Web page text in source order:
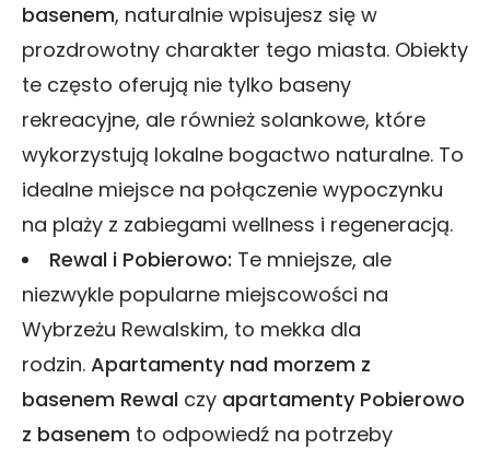
basenem, naturalnie wpisujesz się w
prozdrowotny charakter tego miasta. Obiekty
te często oferują nie tylko baseny
rekreacyjne, ale również solankowe, które
wykorzystują lokalne bogactwo naturalne. To
idealne miejsce na połączenie wypoczynku
na plaży z zabiegami wellness i regeneracją.
Rewal i Pobierowo: Te mniejsze, ale
niezwykle popularne miejscowości na
Wybrzeżu Rewalskim, to mekka dla
rodzin. Apartamenty nad morzem z
basenem Rewal czy apartamenty Pobierowo
z basenem to odpowiedź na potrzeby